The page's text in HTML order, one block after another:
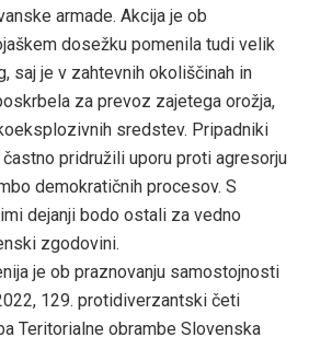
armade. Akcija je ob
dosežku pomenila tudi velik
saj je v zahtevnih okoliščinah in
za prevoz zajetega orožja,
sredstev. Pripadniki
pridružili uporu proti agresorju
demokratičnih procesov. S
dejanji bodo ostali za vedno
zgodovini.
je ob praznovanju samostojnosti
129. protidiverzantski četi
Teritorialne obrambe Slovenska